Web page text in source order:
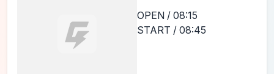
OPEN / 08:15
START / 08:45